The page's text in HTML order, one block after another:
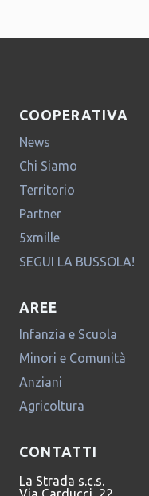
COOPERATIVA
News
Chi Siamo
Territorio
Partner
5xmille
SEGUI LA BUSSOLA!
AREE
Infanzia e Scuola
Minori e Comunità
Anziani
Agricoltura
CONTATTI
La Strada s.c.s.